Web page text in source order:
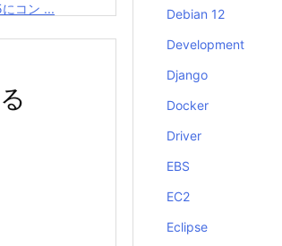
コン ...
Debian 12
Development
Django
Docker
Driver
EBS
EC2
Eclipse